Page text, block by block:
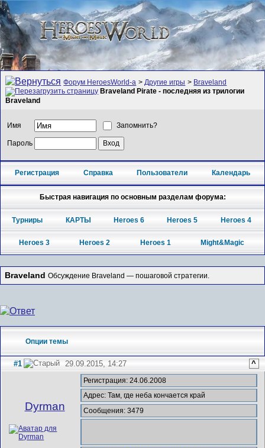
Форум HeroesWorld-а >Другие игры > Braveland
Braveland Pirate - последняя из трилогии
Braveland
Имя Запомнить?
Пароль
Регистрация Справка Пользователи Календарь
Быстрая навигация по основным разделам форума:
Турниры КАРТЫ Heroes 6 Heroes 5 Heroes 4
Heroes 3 Heroes 2 Heroes 1 Might&Magic
Braveland Обсуждение Braveland — пошаговой стратегии.
Опции темы
#1 29.09.2015, 14:27 ^
Dyrman
Регистрация: 24.06.2008
Адрес: Там, где неба кончается край
Сообщения: 3479